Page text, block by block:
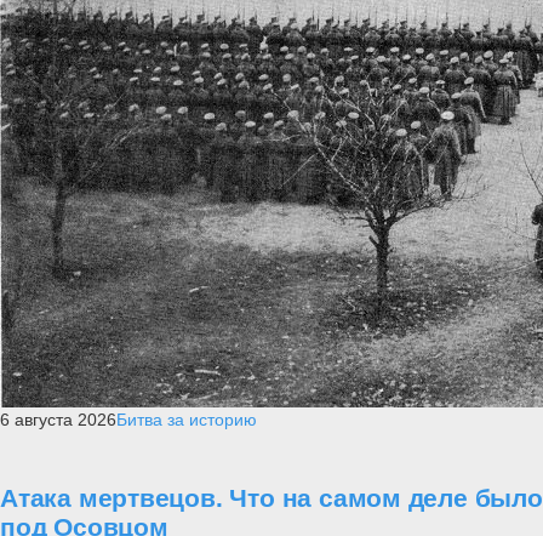
6 августа 2026Битва за историю
Атака мертвецов. Что на самом деле было
под Осовцом